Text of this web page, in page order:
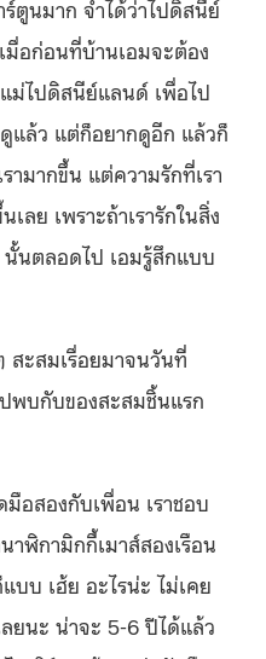
ตูนมาก จำได้ว่าไปดิสนีย์
อก่อนที่บ้านเอมจะต้อง
ม่ไปดิสนีย์แลนด์ เพื่อไป
แล้ว แต่ก็อยากดูอีก แล้วก็
ามากขึ้น แต่ความรักที่เรา
ลย เพราะถ้าเรารักในสิ่ง
นั้นตลอดไป เอมรู้สึกแบบ
สะสมเรื่อยมาจนวันที่
พบกับของสะสมชิ้นแรก
มือสองกับเพื่อน เราชอบ
าฬิกามิกกี้เมาส์สองเรือน
บ เฮ้ย อะไรน่ะ ไม่เคย
ยนะ น่าจะ 5-6 ปีได้แล้ว